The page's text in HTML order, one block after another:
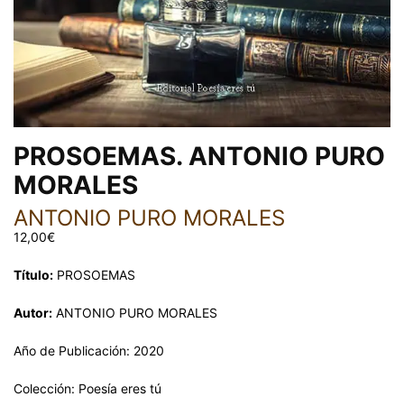
PROSOEMAS. ANTONIO PURO
MORALES
ANTONIO PURO MORALES
12,00€
Título: PROSOEMAS
Autor: ANTONIO PURO MORALES
Año de Publicación: 2020
Colección: Poesía eres tú